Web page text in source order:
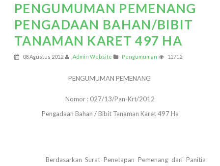
PENGUMUMAN PEMENANG
PENGADAAN BAHAN/BIBIT
TANAMAN KARET 497 HA
08 Agustus 2012 Admin Website Pengumuman 11712
PENGUMUMAN PEMENANG
Nomor : 027/13/Pan-Krt/2012
Pengadaan Bahan / Bibit Tanaman Karet 497 Ha
Berdasarkan Surat Penetapan Pemenang dari Panitia